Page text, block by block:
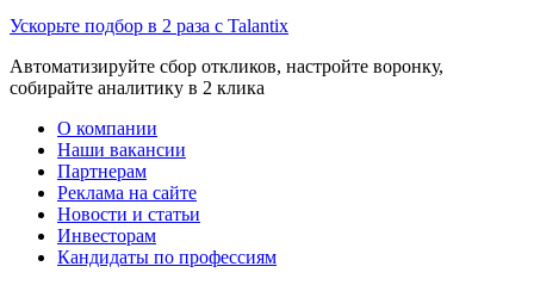
Ускорьте подбор в 2 раза с Talantix
Автоматизируйте сбор откликов, настройте воронку,
собирайте аналитику в 2 клика
О компании
Наши вакансии
Партнерам
Реклама на сайте
Новости и статьи
Инвесторам
Кандидаты по профессиям